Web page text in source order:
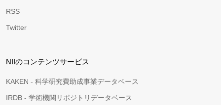
RSS
Twitter
NIIのコンテンツサービス
KAKEN - 科学研究費助成事業データベース
IRDB - 学術機関リポジトリデータベース